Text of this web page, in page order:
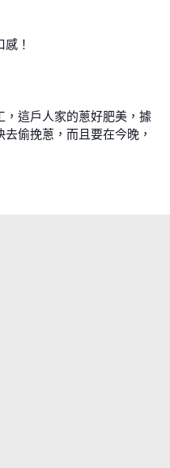
！
，這戶人家的蔥好肥美，據
偷挽蔥，而且要在今晚，